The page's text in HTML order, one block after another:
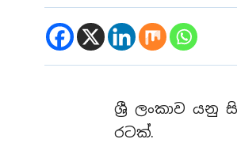
ශ්‍රී ලංකාව යනු
රටක්.